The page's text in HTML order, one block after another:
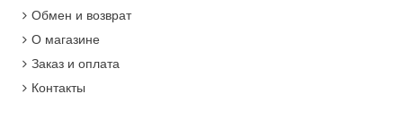
Обмен и возврат
О магазине
Заказ и оплата
Контакты